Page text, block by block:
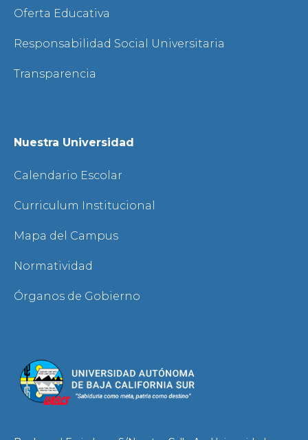
Oferta Educativa
Responsabilidad Social Universitaria
Transparencia
Nuestra Universidad
Calendario Escolar
Curriculum Institucional
Mapa del Campus
Normatividad
Órganos de Gobierno